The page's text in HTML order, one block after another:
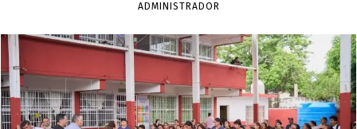
ADMINISTRADOR